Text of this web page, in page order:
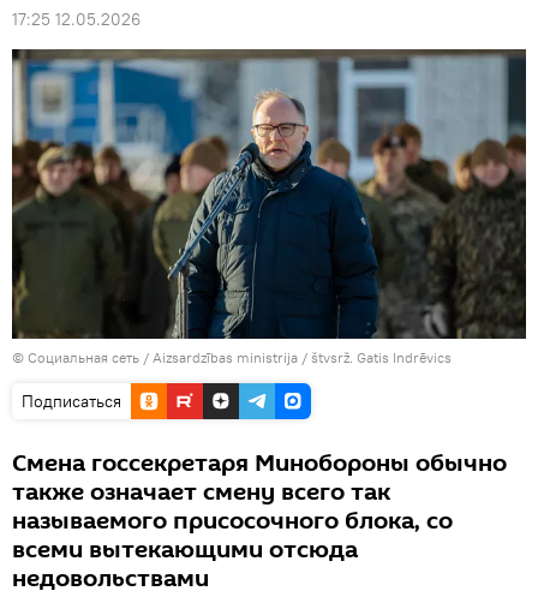
17:25 12.05.2026
© Социальная сеть / Aizsardzības ministrija / štvsrž. Gatis Indrēvics
Подписаться
Смена госсекретаря Минобороны обычно
также означает смену всего так
называемого присосочного блока, со
всеми вытекающими отсюда
недовольствами